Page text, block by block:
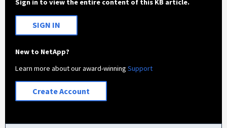
Sign in to view the entire content of this KB article.
SIGN IN
New to NetApp?
Learn more about our award-winningSupport
Create Account